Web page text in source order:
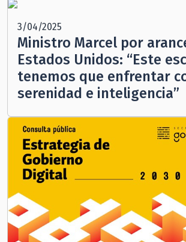
3/04/2025
Ministro Marcel por
Estados Unidos: “Este
tenemos que enfrentar
serenidad e inteligencia”